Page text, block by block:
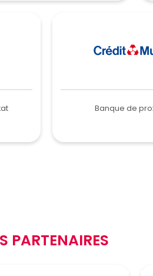
Banque de
PARTENAIRES